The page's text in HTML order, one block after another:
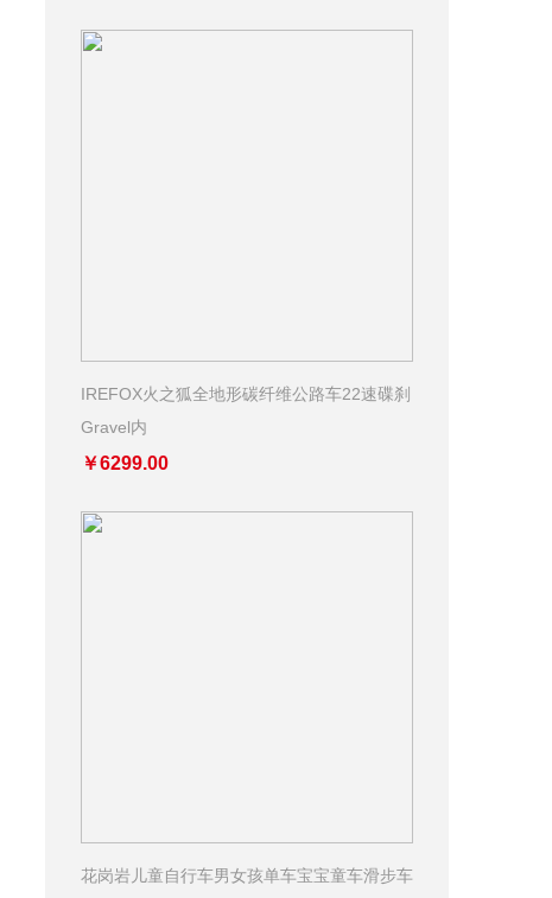
IREFOX火之狐全地形碳纤维公路车22速碟刹
Gravel内
￥6299.00
花岗岩儿童自行车男女孩单车宝宝童车滑步车